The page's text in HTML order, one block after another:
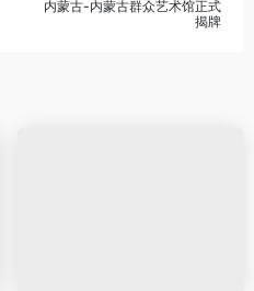
内蒙古-内蒙古群众艺术馆正式
揭牌